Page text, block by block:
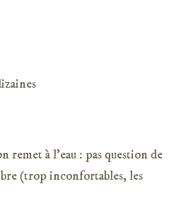
remet à l’eau : pas question de
(trop inconfortables, les